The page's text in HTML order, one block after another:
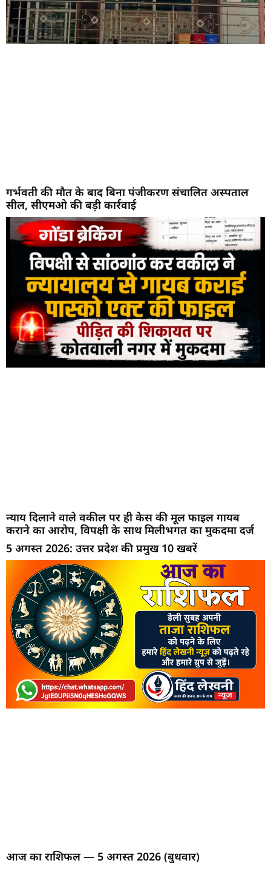
गर्भवती की मौत के बाद बिना पंजीकरण संचालित अस्पताल
सील, सीएमओ की बड़ी कार्रवाई
न्याय दिलाने वाले वकील पर ही केस की मूल फाइल गायब
कराने का आरोप, विपक्षी के साथ मिलीभगत का मुकदमा दर्ज
5 अगस्त 2026: उत्तर प्रदेश की प्रमुख 10 खबरें
आज का राशिफल — 5 अगस्त 2026 (बुधवार)